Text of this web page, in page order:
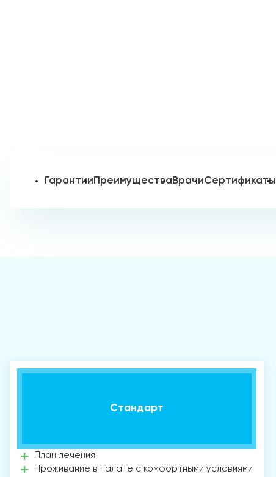
ГарантииПреимуществаВрачиСертификаты
Стандарт
План лечения
Проживание в палате с комфортными условиями